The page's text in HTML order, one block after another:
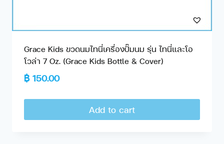
Grace Kids ขวดนมไทนี่เครื่องปั๊มนม รุ่น ไทนี่และโอ
โวล่า 7 Oz. (Grace Kids Bottle & Cover)
฿ 150.00
Add to cart